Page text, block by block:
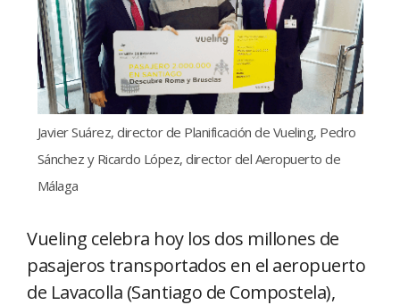
Javier Suárez, director de Planificación de Vueling, Pedro
Sánchez y Ricardo López, director del Aeropuerto de
Málaga
Vueling celebra hoy los dos millones de
pasajeros transportados en el aeropuerto
de Lavacolla (Santiago de Compostela),